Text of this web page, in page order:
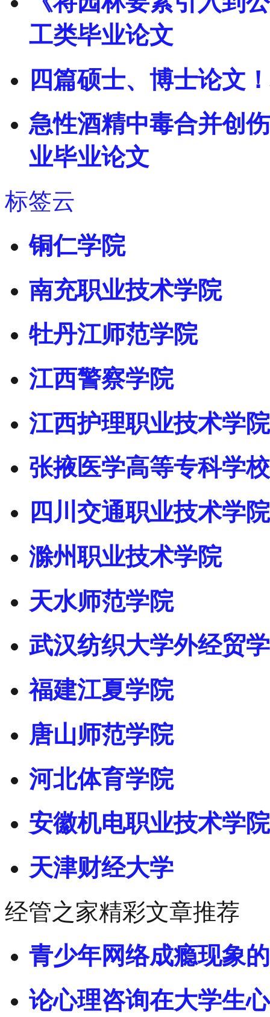
工类毕业论文
四篇硕士、博士论文
急性酒精中毒合并创
业毕业论文
标签云
铜仁学院
南充职业技术学院
牡丹江师范学院
江西警察学院
江西护理职业技术学院
张掖医学高等专科学校
四川交通职业技术学院
滁州职业技术学院
天水师范学院
武汉纺织大学外经贸
福建江夏学院
唐山师范学院
河北体育学院
安徽机电职业技术学院
天津财经大学
经管之家精彩文章推荐
青少年网络成瘾现象
论心理咨询在大学生